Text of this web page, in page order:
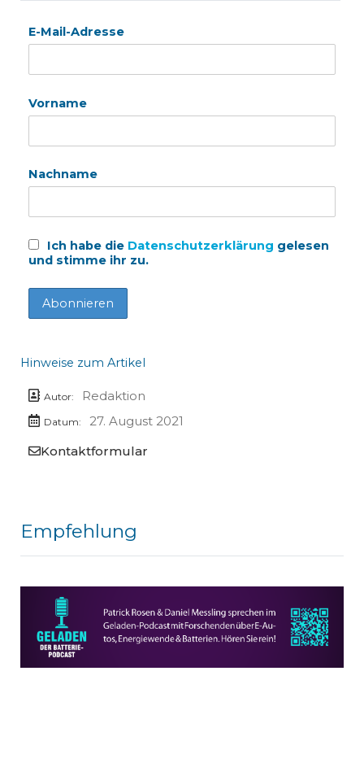
E-Mail-Adresse
Vorname
Nachname
Ich habe die Datenschutzerklärung gelesen
und stimme ihr zu.
Hinweise zum Artikel
Autor: Redaktion
Datum:
27. August 2021
Kontaktformular
Empfehlung